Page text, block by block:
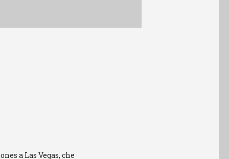
a Las Vegas, che